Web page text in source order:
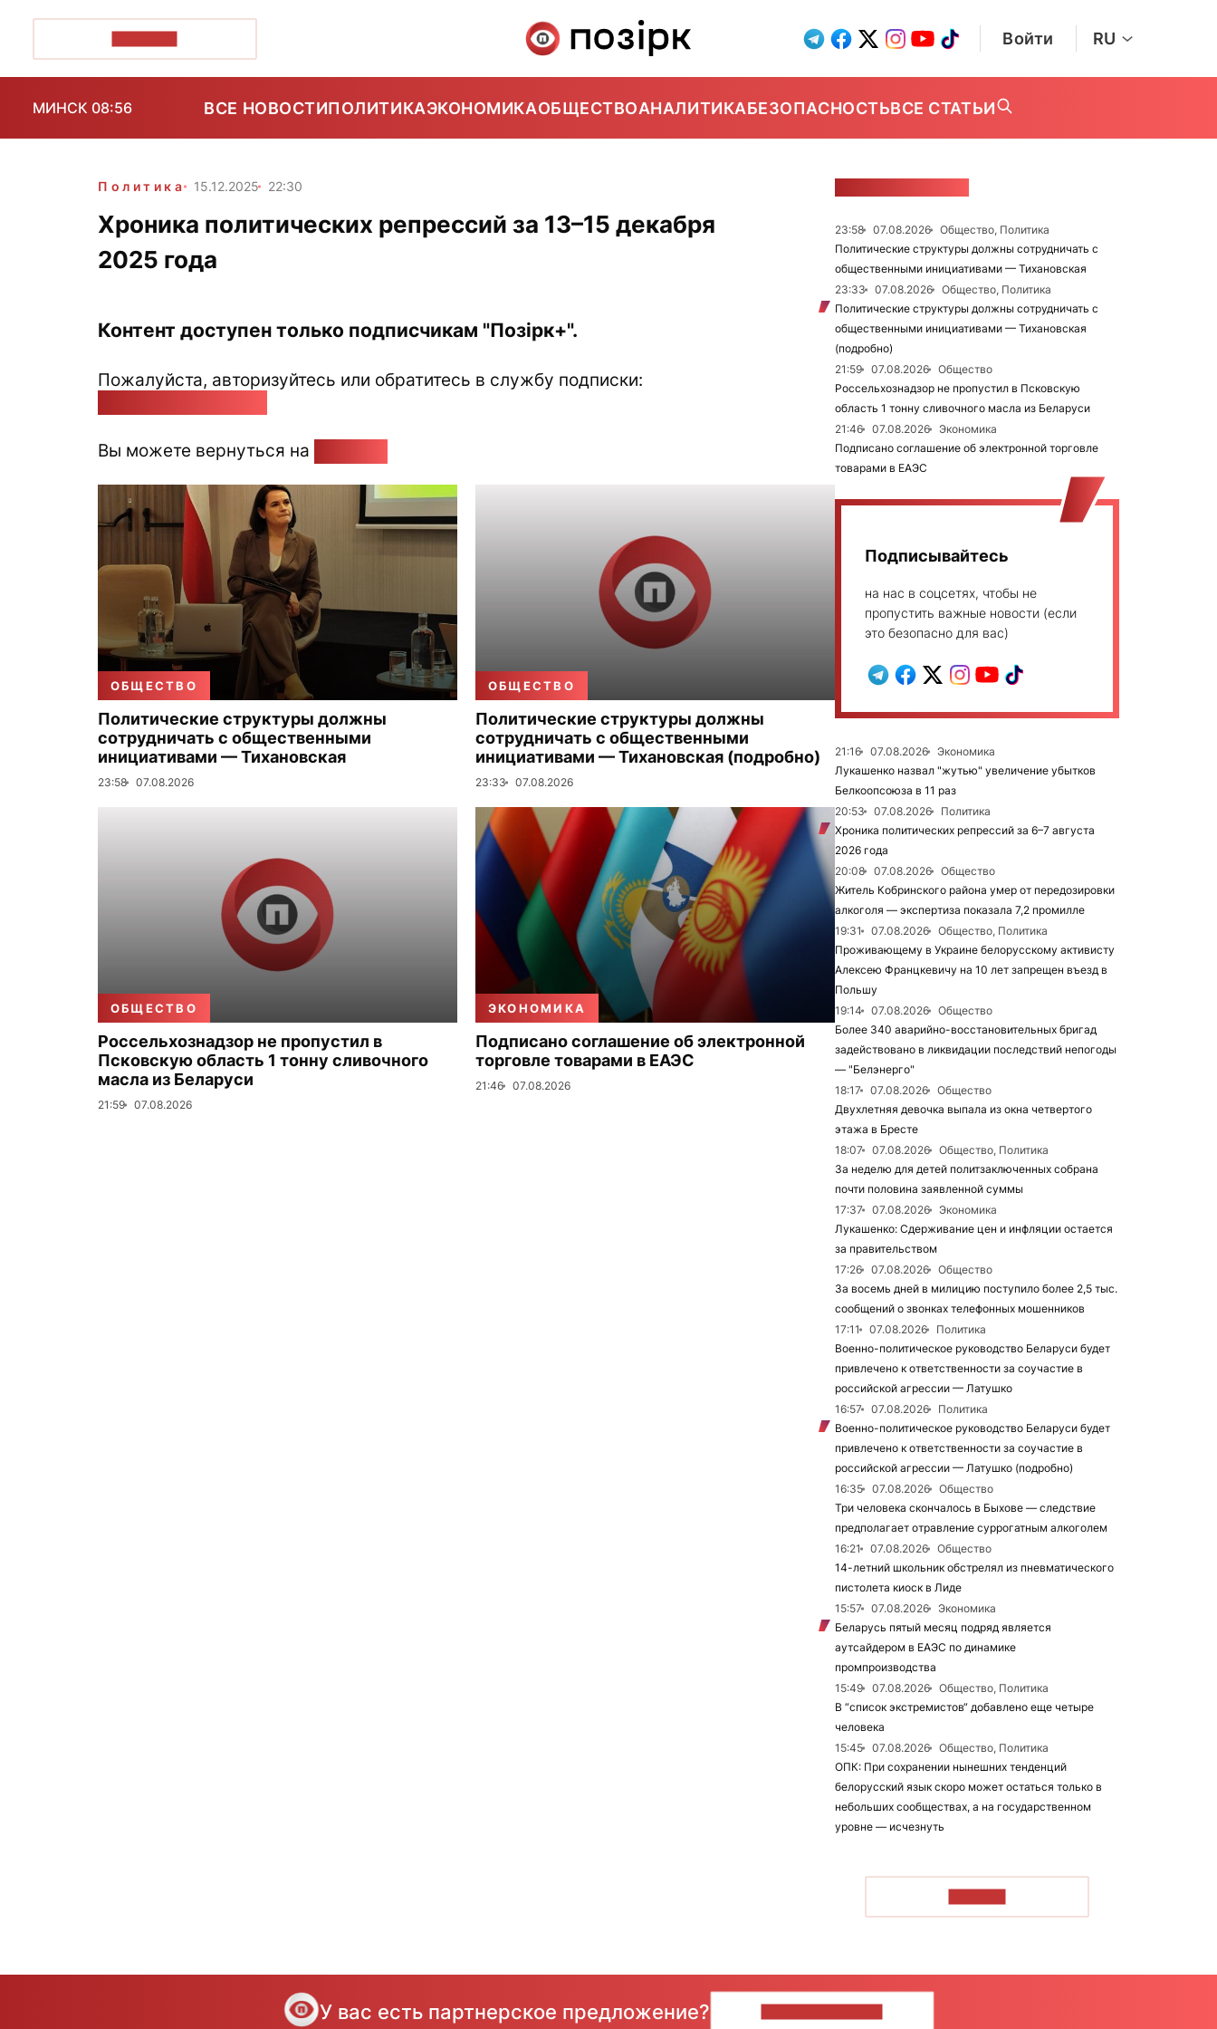
Войти RU
МИНСК 08:56 ВСЕ НОВОСТИПОЛИТИКАЭКОНОМИКАОБЩЕСТВОАНАЛИТИКАБЕЗОПАСНОСТЬВСЕ СТАТЬИ
Политика 15.12.2025 22:30
Хроника политических репрессий за 13–15 декабря
2025 года
Контент доступен только подписчикам "Позірк+".
Пожалуйста, авторизуйтесь или обратитесь в службу подписки:
Вы можете вернуться на
ОБЩЕСТВО
Политические структуры должны
сотрудничать с общественными
инициативами — Тихановская
23:58 07.08.2026
ОБЩЕСТВО
Политические структуры должны
сотрудничать с общественными
инициативами — Тихановская (подробно)
23:33 07.08.2026
ОБЩЕСТВО
Россельхознадзор не пропустил в
Псковскую область 1 тонну сливочного
масла из Беларуси
21:59 07.08.2026
ЭКОНОМИКА
Подписано соглашение об электронной
торговле товарами в ЕАЭС
21:46 07.08.2026
23:58 07.08.2026
Общество, Политика
Политические структуры должны сотрудничать с
общественными инициативами — Тихановская
23:33
07.08.2026
Общество, Политика
Политические структуры должны сотрудничать с
общественными инициативами — Тихановская
(подробно)
21:59
07.08.2026
Общество
Россельхознадзор не пропустил в Псковскую
область 1 тонну сливочного масла из Беларуси
21:46
07.08.2026
Экономика
Подписано соглашение об электронной торговле
товарами в ЕАЭС
Подписывайтесь
на нас в соцсетях, чтобы не
пропустить важные новости (если
это безопасно для вас)
21:16 07.08.2026
Экономика
Лукашенко назвал "жутью" увеличение убытков
Белкоопсоюза в 11 раз
20:53
07.08.2026
Политика
Хроника политических репрессий за 6–7 августа
2026 года
20:08
07.08.2026
Общество
Житель Кобринского района умер от передозировки
алкоголя — экспертиза показала 7,2 промилле
19:31
07.08.2026
Общество, Политика
Проживающему в Украине белорусскому активисту
Алексею Францкевичу на 10 лет запрещен въезд в
Польшу
19:14
07.08.2026
Общество
Более 340 аварийно-восстановительных бригад
задействовано в ликвидации последствий непогоды
— "Белэнерго"
18:17
07.08.2026
Общество
Двухлетняя девочка выпала из окна четвертого
этажа в Бресте
18:07
07.08.2026
Общество, Политика
За неделю для детей политзаключенных собрана
почти половина заявленной суммы
17:37
07.08.2026
Экономика
Лукашенко: Сдерживание цен и инфляции остается
за правительством
17:26
07.08.2026
Общество
За восемь дней в милицию поступило более 2,5 тыс.
сообщений о звонках телефонных мошенников
17:11
07.08.2026
Политика
Военно-политическое руководство Беларуси будет
привлечено к ответственности за соучастие в
российской агрессии — Латушко
16:57
07.08.2026
Политика
Военно-политическое руководство Беларуси будет
привлечено к ответственности за соучастие в
российской агрессии — Латушко (подробно)
16:35
07.08.2026
Общество
Три человека скончалось в Быхове — следствие
предполагает отравление суррогатным алкоголем
16:21
07.08.2026
Общество
14-летний школьник обстрелял из пневматического
пистолета киоск в Лиде
15:57
07.08.2026
Экономика
Беларусь пятый месяц подряд является
аутсайдером в ЕАЭС по динамике
промпроизводства
15:49
07.08.2026
Общество, Политика
В “список экстремистов“ добавлено еще четыре
человека
15:45
07.08.2026
Общество, Политика
ОПК: При сохранении нынешних тенденций
белорусский язык скоро может остаться только в
небольших сообществах, а на государственном
уровне — исчезнуть
У вас есть партнерское предложение?